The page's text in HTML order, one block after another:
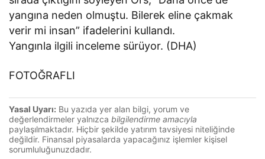
yangına neden olmuştu. Bilerek eline çakmak
verir mi insan” ifadelerini kullandı.
Yangınla ilgili inceleme sürüyor. (DHA)
FOTOĞRAFLI
Yasal Uyarı: Bu yazıda yer alan bilgi, yorum ve
değerlendirmeler yalnızca bilgilendirme amacıyla
paylaşılmaktadır. Hiçbir şekilde yatırım tavsiyesi niteliğinde
değildir. Finansal piyasalarda yapacağınız işlemler kişisel
sorumluluğunuzdadır.